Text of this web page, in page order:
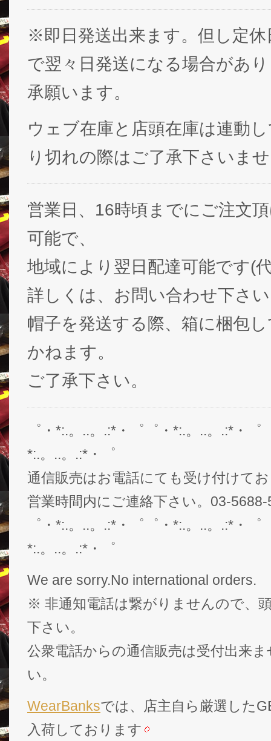
※即日発送出来ます。但し定休
で翌々日発送になる場合があ
承願います。
ウェブ在庫と店頭在庫は連動
り切れの際はご了承下さいま
営業日、16時頃までにご注文
可能で、
地域により翌日配達可能です(
詳しくは、お問い合わせ下さ
帽子を発送する際、箱に梱包
かねます。
ご了承下さい。
゜・*:.。..。.:*・゜゜・*:.。..。.:*・
*:.。..。.:*・゜
通信販売はお電話にても受け付けて
営業時間内にご連絡下さい。03-5688-
゜・*:.。..。.:*・゜゜・*:.。..。.:*・
*:.。..。.:*・゜
We are sorry.No international orders.
※ 非通知電話は繋がりませんので、
下さい。
公衆電話からの通信販売は受付出来
い。
WearBanksでは、店主自ら厳選した
入荷しております